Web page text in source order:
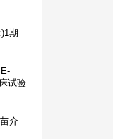
期
试验
介